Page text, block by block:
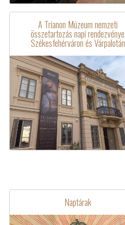
A Trianon Múzeum nemzeti
összetartozás napi rendezvénye
Székesfehérváron és Várpalotán
Naptárak